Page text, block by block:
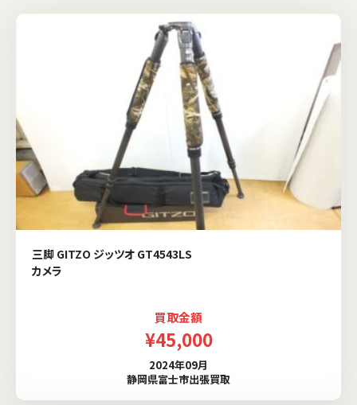
三脚 GITZO ジッツオ GT4543LS
カメラ
買取金額
¥45,000
2024年09月
静岡県富士市出張買取